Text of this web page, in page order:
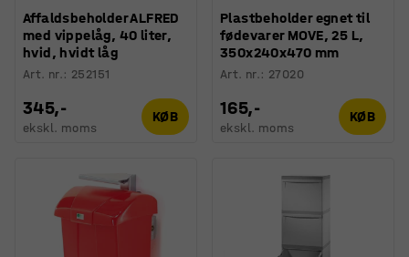
Affaldsbeholder ALFRED
med vippelåg, 40 liter,
hvid, hvidt låg
Art. nr.: 252151
345,-
ekskl. moms
KØB
Plastbeholder egnet til
fødevarer MOVE, 25 L,
350x240x470 mm
Art. nr.: 27020
165,-
ekskl. moms
KØB